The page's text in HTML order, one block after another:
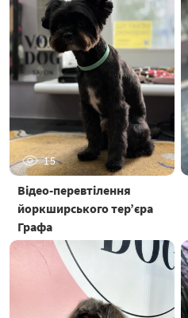
15
Відео-перевтілення
йоркширського тер’єра
Графа